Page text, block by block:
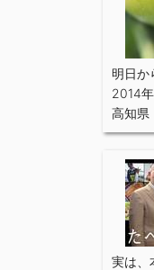
明日か
2014
高知県
実は、